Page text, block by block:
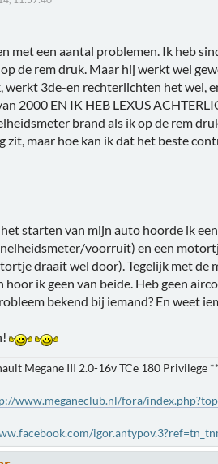
met een aantal problemen. Ik heb
de rem druk. Maar hij werkt wel
werkt 3de-en rechterlichten het wel,
2000 EN IK HEB LEXUS
brand als ik op de rem
zit, maar hoe kan ik dat het beste
het starten van mijn auto hoorde ik
voorruit) en een
draait wel door). Tegelijk met
hoor ik geen van beide. Heb geen
bekend bij iemand? En weet
Megane III 2.0-16v TCe 180 Privilege
www.meganeclub.nl/fora/